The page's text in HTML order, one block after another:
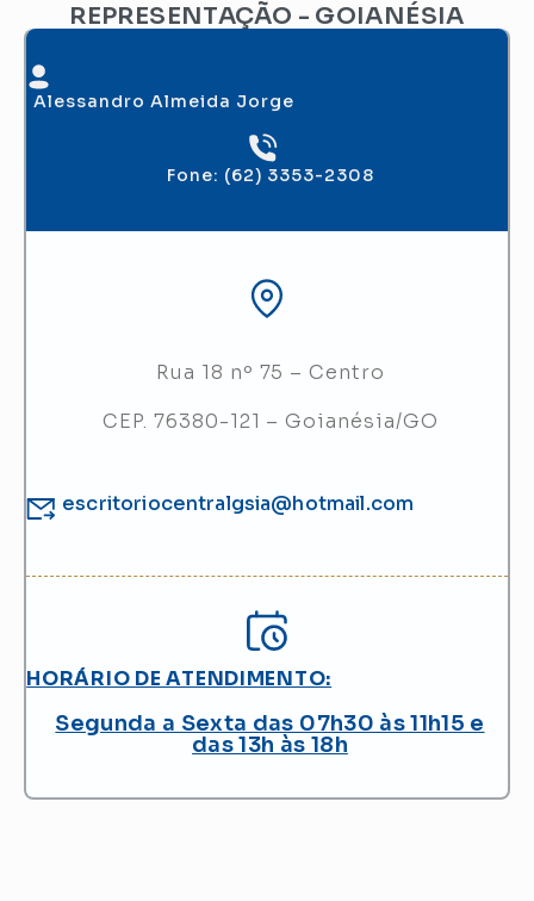
REPRESENTAÇÃO - GOIANÉSIA
Alessandro Almeida Jorge
Fone: (62) 3353-2308
Rua 18 nº 75 – Centro
CEP. 76380-121 – Goianésia/GO
escritoriocentralgsia@hotmail.com
HORÁRIO DE ATENDIMENTO:
Segunda a Sexta das 07h30 às 11h15 e
das 13h às 18h